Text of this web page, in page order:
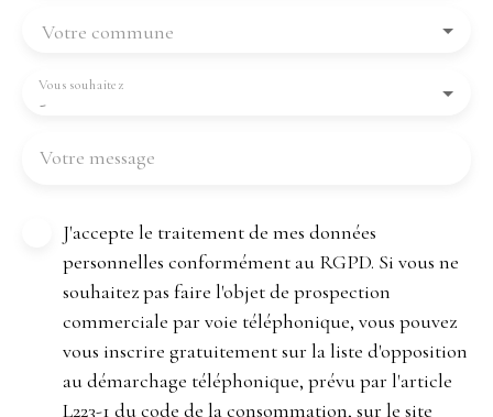
Votre commune
-
Vous souhaitez
Votre message
J'accepte le traitement de mes données
personnelles conformément au RGPD. Si vous ne
souhaitez pas faire l'objet de prospection
commerciale par voie téléphonique, vous pouvez
vous inscrire gratuitement sur la liste d'opposition
au démarchage téléphonique, prévu par l'article
L223-1 du code de la consommation, sur le site